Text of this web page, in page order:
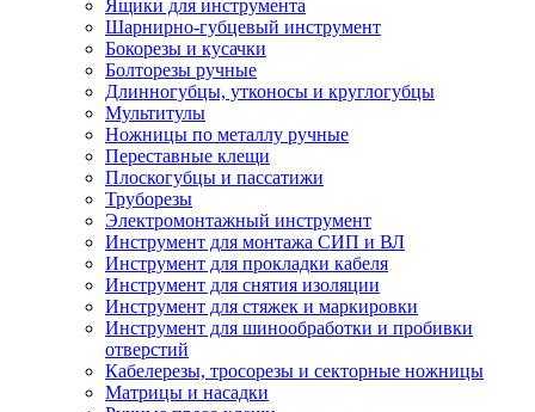
Ящики для инструмента
Шарнирно-губцевый инструмент
Бокорезы и кусачки
Болторезы ручные
Длинногубцы, утконосы и круглогубцы
Мультитулы
Ножницы по металлу ручные
Переставные клещи
Плоскогубцы и пассатижи
Труборезы
Электромонтажный инструмент
Инструмент для монтажа СИП и ВЛ
Инструмент для прокладки кабеля
Инструмент для снятия изоляции
Инструмент для стяжек и маркировки
Инструмент для шинообработки и пробивки
отверстий
Кабелерезы, тросорезы и секторные ножницы
Матрицы и насадки